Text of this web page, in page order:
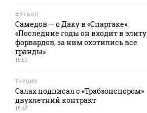
ФУТБОЛ
Самедов — о Даку в «Спартаке»:
«Последние годы он входит в элиту
форвардов, за ним охотились все
гранды»
15:51
ТУРЦИЯ
Салах подписал с «Трабзонспором»
двухлетний контракт
15:47